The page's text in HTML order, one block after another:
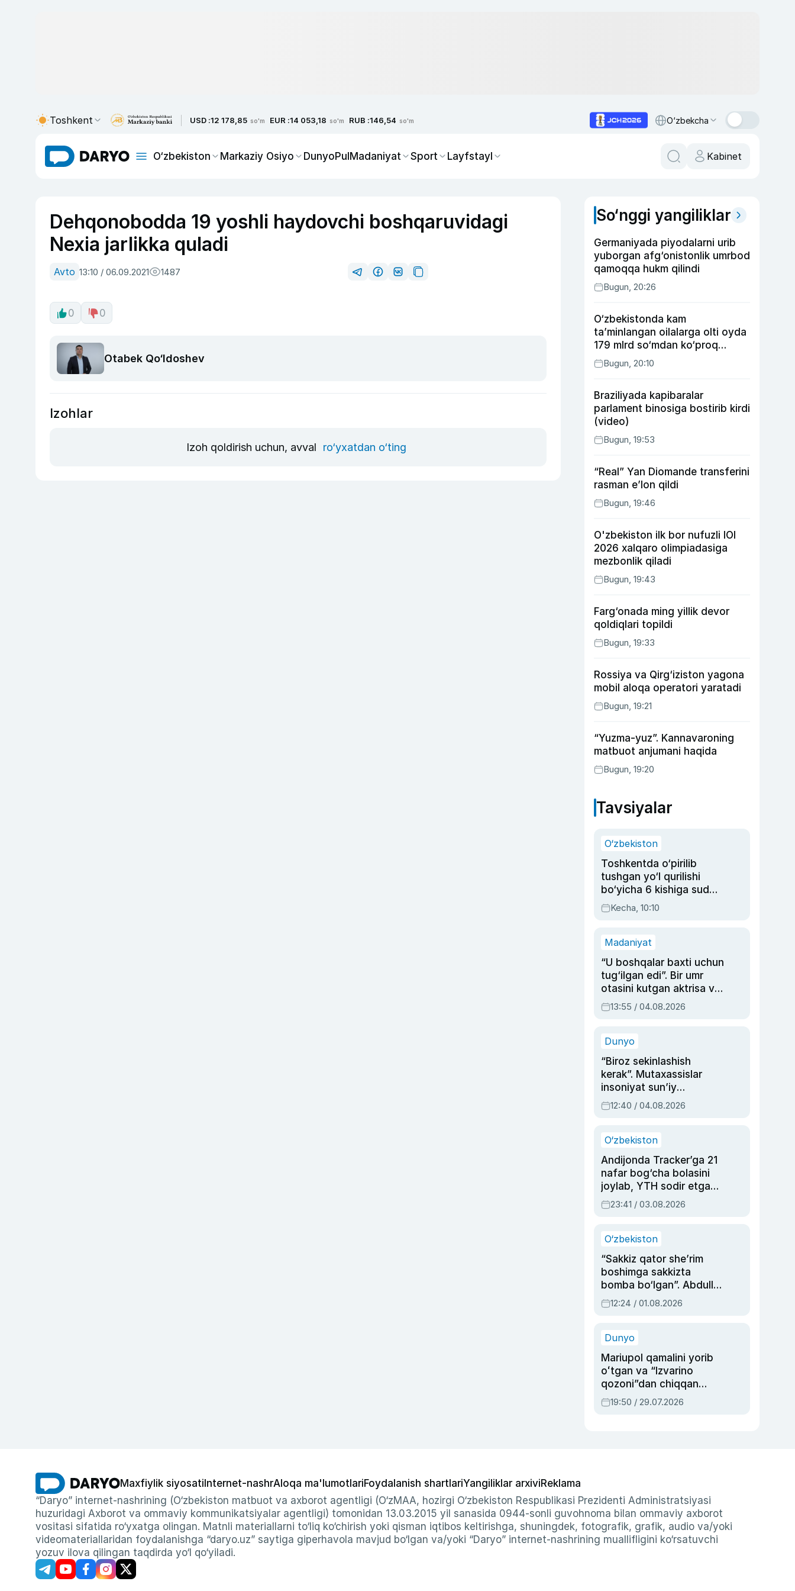
Toshkent USD :12 178,85 so'm EUR :14 053,18 so'm RUB :146,54 so'm O‘zbekcha
O‘zbekiston Markaziy Osiyo DunyoPulMadaniyat Sport Layfstayl Kabinet
Dehqonobodda 19 yoshli haydovchi boshqaruvidagi
Nexia jarlikka quladi
Avto 13:10 / 06.09.2021 1487
0 0
Otabek Qo‘ldoshev
Izohlar
Izoh qoldirish uchun, avval ro‘yxatdan o‘ting
So‘nggi yangiliklar
Germaniyada piyodalarni urib
yuborgan afg‘onistonlik umrbod
qamoqqa hukm qilindi
Bugun, 20:26
O‘zbekistonda kam
ta’minlangan oilalarga olti oyda
179 mlrd so‘mdan ko‘proq
ijtimoiy keshbek to‘lab berildi
Bugun, 20:10
Braziliyada kapibaralar
parlament binosiga bostirib kirdi
(video)
Bugun, 19:53
“Real” Yan Diomande transferini
rasman e’lon qildi
Bugun, 19:46
O'zbekiston ilk bor nufuzli IOI
2026 xalqaro olimpiadasiga
mezbonlik qiladi
Bugun, 19:43
Farg‘onada ming yillik devor
qoldiqlari topildi
Bugun, 19:33
Rossiya va Qirg‘iziston yagona
mobil aloqa operatori yaratadi
Bugun, 19:21
“Yuzma-yuz”. Kannavaroning
matbuot anjumani haqida
Bugun, 19:20
Tavsiyalar
O‘zbekiston
Toshkentda o‘pirilib
tushgan yo‘l qurilishi
bo‘yicha 6 kishiga sud
hukmi o‘qildi
Kecha, 10:10
Madaniyat
“U boshqalar baxti uchun
tug‘ilgan edi”. Bir umr
otasini kutgan aktrisa va
dublyaj ustasi Rimma
Ahmedovaning
13:55 / 04.08.2026
Dunyo
“Biroz sekinlashish
kerak”. Mutaxassislar
insoniyat sun’iy
intellektni boshqara
olmay qolishidan xavotir
12:40 / 04.08.2026
O‘zbekiston
Andijonda Tracker’ga 21
nafar bog‘cha bolasini
joylab, YTH sodir etgan
ayolga sud hukmi o‘qildi
23:41 / 03.08.2026
O‘zbekiston
“Sakkiz qator she’rim
boshimga sakkizta
bomba bo‘lgan”. Abdulla
Oripovni siyosiy
ayblovlardan asrab
12:24 / 01.08.2026
Dunyo
Mariupol qamalini yorib
oʻtgan va “Izvarino
qozoni”dan chiqqan
qahramon — Ukraina
armiyasi bosh
19:50 / 29.07.2026
Maxfiylik siyosati Internet-nashrAloqa ma'lumotlariFoydalanish shartlariYangiliklar arxiviReklama
“Daryo” internet-nashrining (O‘zbekiston matbuot va axborot agentligi (O‘zMAA, hozirgi O‘zbekiston Respublikasi Prezidenti Administratsiyasi
huzuridagi Axborot va ommaviy kommunikatsiyalar agentligi) tomonidan 13.03.2015 yil sanasida 0944-sonli guvohnoma bilan ommaviy axborot
vositasi sifatida ro‘yxatga olingan. Matnli materiallarni to‘liq ko‘chirish yoki qisman iqtibos keltirishga, shuningdek, fotografik, grafik, audio va/yoki
videomateriallaridan foydalanishga “daryo.uz” saytiga giperhavola mavjud bo‘lgan va/yoki “Daryo” internet-nashrining muallifligini ko‘rsatuvchi
yozuv ilova qilingan taqdirda yo‘l qo‘yiladi.